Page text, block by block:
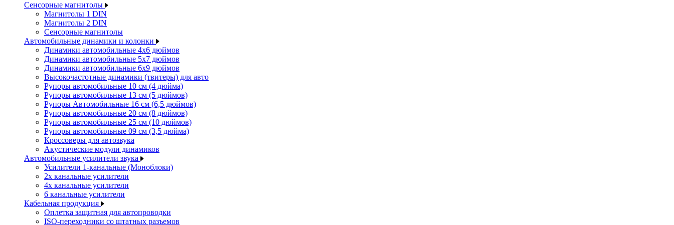
Сенсорные магнитолы
Магнитолы 1 DIN
Магнитолы 2 DIN
Сенсорные магнитолы
Автомобильные динамики и колонки
Динамики автомобильные 4x6 дюймов
Динамики автомобильные 5x7 дюймов
Динамики автомобильные 6x9 дюймов
Высокочастотные динамики (твитеры) для авто
Рупоры автомобильные 10 см (4 дюйма)
Рупоры автомобильные 13 см (5 дюймов)
Рупоры Автомобильные 16 см (6,5 дюймов)
Рупоры автомобильные 20 см (8 дюймов)
Рупоры автомобильные 25 см (10 дюймов)
Рупоры автомобильные 09 см (3,5 дюйма)
Кроссоверы для автозвука
Акустические модули динамиков
Автомобильные усилители звука
Усилители 1-канальные (Моноблоки)
2х канальные усилители
4х канальные усилители
6 канальные усилители
Кабельная продукция
Оплетка защитная для автопроводки
ISO-переходники со штатных разъемов